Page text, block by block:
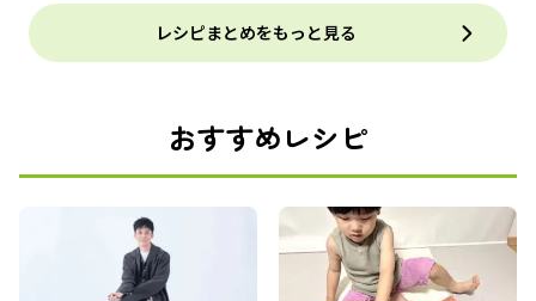
レシピまとめをもっと見る
おすすめレシピ